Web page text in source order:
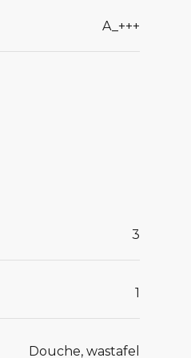
A_+++
3
1
Douche, wastafel